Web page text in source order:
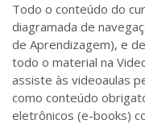
Todo o conteúdo do
diagramada de
de Aprendizagem), e
todo o material na
assiste às videoaulas
como conteúdo
eletrônicos (e-books)